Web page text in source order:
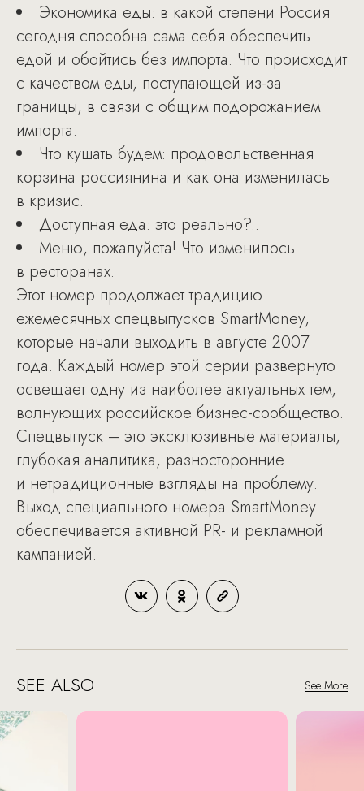
Экономика еды: в какой степени Россия
сегодня способна сама себя обеспечить
едой и обойтись без импорта. Что происходит
с качеством еды, поступающей из-за
границы, в связи с общим подорожанием
импорта.
Что кушать будем: продовольственная
корзина россиянина и как она изменилась
в кризис.
Доступная еда: это реально?..
Меню, пожалуйста! Что изменилось
в ресторанах.
Этот номер продолжает традицию
ежемесячных спецвыпусков SmartMoney,
которые начали выходить в августе 2007
года. Каждый номер этой серии развернуто
освещает одну из наиболее актуальных тем,
волнующих российское бизнес-сообщество.
Спецвыпуск – это эксклюзивные материалы,
глубокая аналитика, разносторонние
и нетрадиционные взгляды на проблему.
Выход специального номера SmartMoney
обеспечивается активной PR- и рекламной
кампанией.
SEE ALSO See More